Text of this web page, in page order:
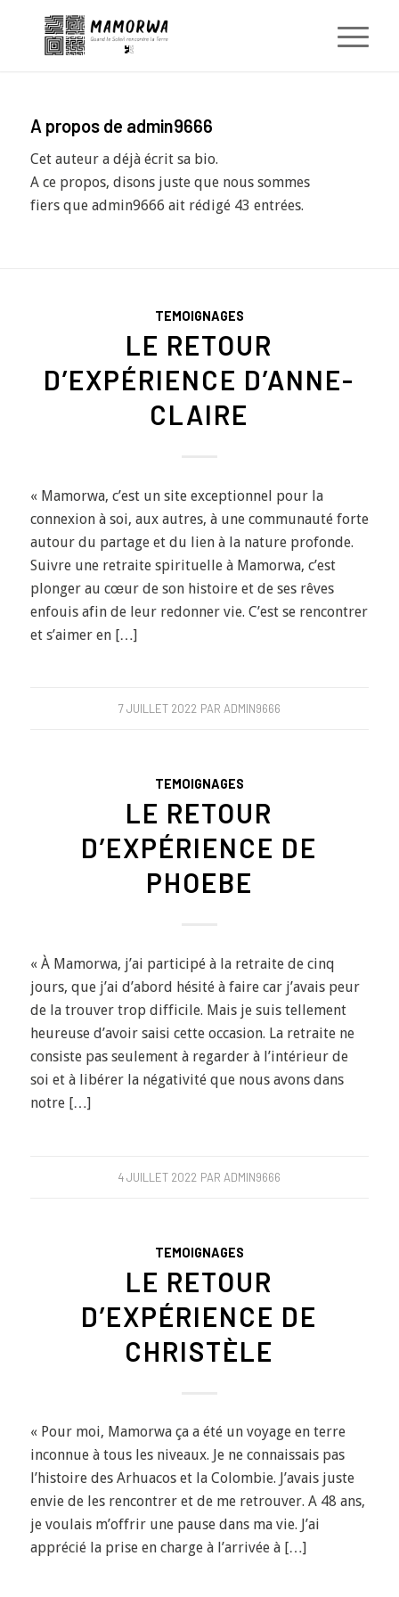
A propos de admin9666
Cet auteur a déjà écrit sa bio.
A ce propos, disons juste que nous sommes
fiers que admin9666 ait rédigé 43 entrées.
TEMOIGNAGES
LE RETOUR
D’EXPÉRIENCE D’ANNE-
CLAIRE
« Mamorwa, c’est un site exceptionnel pour la
connexion à soi, aux autres, à une communauté forte
autour du partage et du lien à la nature profonde.
Suivre une retraite spirituelle à Mamorwa, c’est
plonger au cœur de son histoire et de ses rêves
enfouis afin de leur redonner vie. C’est se rencontrer
et s’aimer en […]
7 JUILLET 2022 PAR ADMIN9666
TEMOIGNAGES
LE RETOUR
D’EXPÉRIENCE DE
PHOEBE
« À Mamorwa, j’ai participé à la retraite de cinq
jours, que j’ai d’abord hésité à faire car j’avais peur
de la trouver trop difficile. Mais je suis tellement
heureuse d’avoir saisi cette occasion. La retraite ne
consiste pas seulement à regarder à l’intérieur de
soi et à libérer la négativité que nous avons dans
notre […]
4 JUILLET 2022 PAR ADMIN9666
TEMOIGNAGES
LE RETOUR
D’EXPÉRIENCE DE
CHRISTÈLE
« Pour moi, Mamorwa ça a été un voyage en terre
inconnue à tous les niveaux. Je ne connaissais pas
l’histoire des Arhuacos et la Colombie. J’avais juste
envie de les rencontrer et de me retrouver. A 48 ans,
je voulais m’offrir une pause dans ma vie. J’ai
apprécié la prise en charge à l’arrivée à […]